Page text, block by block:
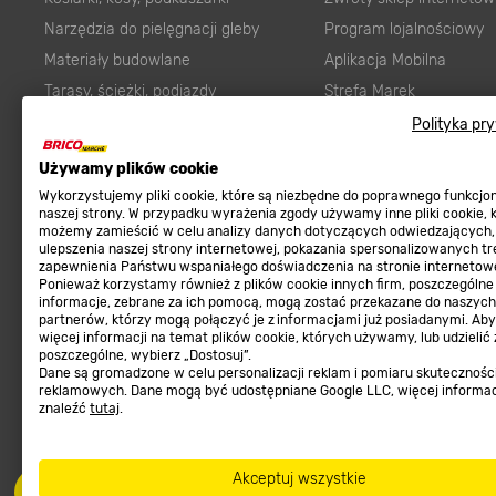
Polityka
Używamy plików cookie
Wykorzystujemy pliki cookie, które są niezbędne do poprawnego
naszej strony. W przypadku wyrażenia zgody używamy inne pliki cookie,
możemy zamieścić w celu analizy danych dotyczących odwiedzających,
ulepszenia naszej strony internetowej, pokazania spersonalizowanych
zapewnienia Państwu wspaniałego doświadczenia na stronie
Ponieważ korzystamy również z plików cookie innych firm, poszczególne
informacje, zebrane za ich pomocą, mogą zostać przekazane do naszych
partnerów, którzy mogą połączyć je z informacjami już posiadanymi.
więcej informacji na temat plików cookie, których używamy, lub udzielić
poszczególne, wybierz „Dostosuj”.
Dane są gromadzone w celu personalizacji reklam i pomiaru
reklamowych. Dane mogą być udostępniane Google LLC, więcej
znaleźć tutaj.
Akceptuj wszystkie
Narzędzia do pielęgnacji gleby
Materiały budowlane
Tarasy, ścieżki, podjazdy
Karma dla psa
Farby wewnętrzne białe
Elektryka
Panele
Elektronarzędzia
Płytki
Panele podłogowe
Płyty OSB/HDF
Program lojalnościowy
Aplikacja Mobilna
Strefa Marek
zgodności towaru z
Program Brico PRO
Regulaminy
Regulaminy
Polityka prywatności